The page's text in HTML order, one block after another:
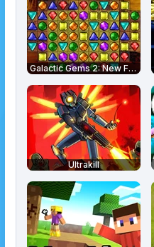
Galactic Gems 2: New Frontiers
Ultrakill